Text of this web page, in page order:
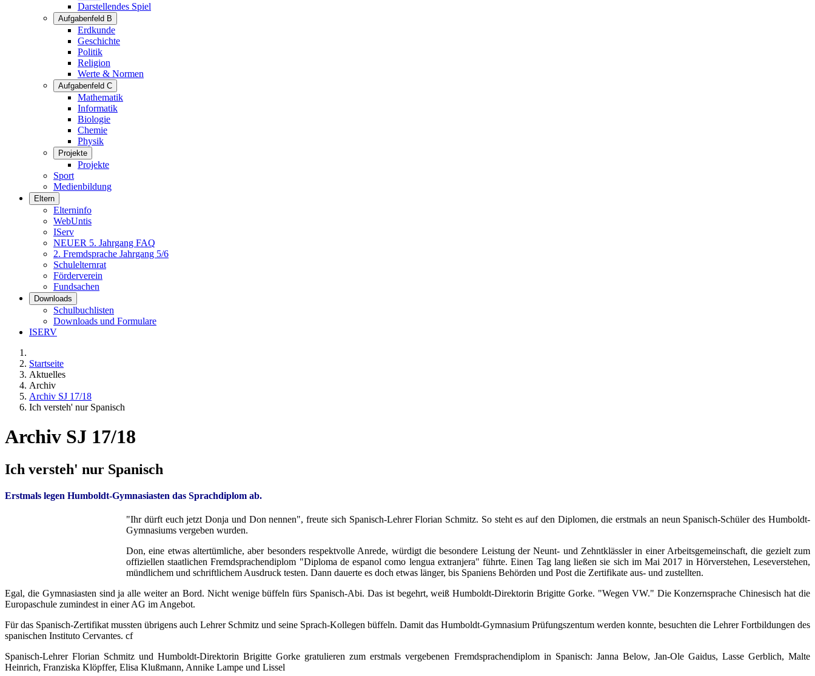
Darstellendes Spiel
Aufgabenfeld B
Erdkunde
Geschichte
Politik
Religion
Werte & Normen
Aufgabenfeld C
Mathematik
Informatik
Biologie
Chemie
Physik
Projekte
Projekte
Sport
Medienbildung
Eltern
Elterninfo
WebUntis
IServ
NEUER 5. Jahrgang FAQ
2. Fremdsprache Jahrgang 5/6
Schulelternrat
Förderverein
Fundsachen
Downloads
Schulbuchlisten
Downloads und Formulare
ISERV
Startseite
Aktuelles
Archiv
Archiv SJ 17/18
Ich versteh' nur Spanisch
Archiv SJ 17/18
Ich versteh' nur Spanisch
Erstmals legen Humboldt-Gymnasiasten das Sprachdiplom ab.
"Ihr dürft euch jetzt Donja und Don nennen", freute sich Spanisch-Lehrer Florian Schmitz. So steht es auf den Diplomen, die erstmals an neun Spanisch-Schüler des Humboldt-
Gymnasiums vergeben wurden.
Don, eine etwas altertümliche, aber besonders respektvolle Anrede, würdigt die besondere Leistung der Neunt- und Zehntklässler in einer Arbeitsgemeinschaft, die gezielt zum
offiziellen staatlichen Fremdsprachendiplom "Diploma de espanol como lengua extranjera" führte. Einen Tag lang ließen sie sich im Mai 2017 in Hörverstehen, Leseverstehen,
mündlichem und schriftlichem Ausdruck testen. Dann dauerte es doch etwas länger, bis Spaniens Behörden und Post die Zertifikate aus- und zustellten.
Egal, die Gymnasiasten sind ja alle weiter an Bord. Nicht wenige büffeln fürs Spanisch-Abi. Das ist begehrt, weiß Humboldt-Direktorin Brigitte Gorke. "Wegen VW." Die Konzernsprache Chinesisch hat die
Europaschule zumindest in einer AG im Angebot.
Für das Spanisch-Zertifikat mussten übrigens auch Lehrer Schmitz und seine Sprach-Kollegen büffeln. Damit das Humboldt-Gymnasium Prüfungszentum werden konnte, besuchten die Lehrer Fortbildungen des
spanischen Instituto Cervantes. cf
Spanisch-Lehrer Florian Schmitz und Humboldt-Direktorin Brigitte Gorke gratulieren zum erstmals vergebenen Fremdsprachendiplom in Spanisch: Janna Below, Jan-Ole Gaidus, Lasse Gerblich, Malte
Heinrich, Franziska Klöpffer, Elisa Klußmann, Annike Lampe und Lissel